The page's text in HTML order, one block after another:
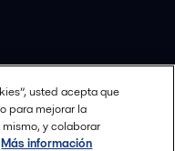
usted acepta que
para mejorar la
y colaborar
Más información